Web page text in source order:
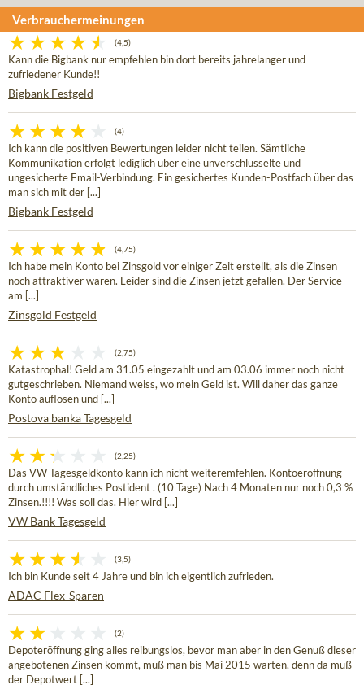
Verbrauchermeinungen
(4,5)
Kann die Bigbank nur empfehlen bin dort bereits jahrelanger und
zufriedener Kunde!!
Bigbank Festgeld
(4)
Ich kann die positiven Bewertungen leider nicht teilen. Sämtliche
Kommunikation erfolgt lediglich über eine unverschlüsselte und
ungesicherte Email-Verbindung. Ein gesichertes Kunden-Postfach über das
man sich mit der [...]
Bigbank Festgeld
(4,75)
Ich habe mein Konto bei Zinsgold vor einiger Zeit erstellt, als die Zinsen
noch attraktiver waren. Leider sind die Zinsen jetzt gefallen. Der Service
am [...]
Zinsgold Festgeld
(2,75)
Katastrophal! Geld am 31.05 eingezahlt und am 03.06 immer noch nicht
gutgeschrieben. Niemand weiss, wo mein Geld ist. Will daher das ganze
Konto auflösen und [...]
Postova banka Tagesgeld
(2,25)
Das VW Tagesgeldkonto kann ich nicht weiteremfehlen. Kontoeröffnung
durch umständliches Postident . (10 Tage) Nach 4 Monaten nur noch 0,3 %
Zinsen.!!!! Was soll das. Hier wird [...]
VW Bank Tagesgeld
(3,5)
Ich bin Kunde seit 4 Jahre und bin ich eigentlich zufrieden.
ADAC Flex-Sparen
(2)
Depoteröffnung ging alles reibungslos, bevor man aber in den Genuß dieser
angebotenen Zinsen kommt, muß man bis Mai 2015 warten, denn da muß
der Depotwert [...]